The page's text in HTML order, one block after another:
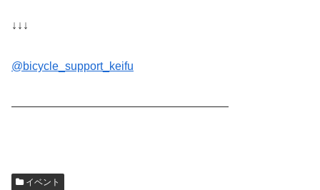
↓↓↓
@bicycle_support_keifu
———————————————————
イベント